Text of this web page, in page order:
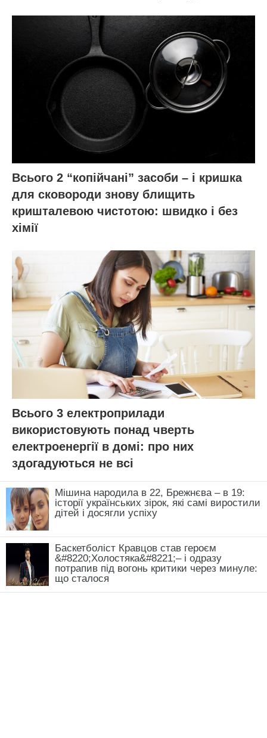
Всього 2 “копійчані” засоби – і кришка
для сковороди знову блищить
кришталевою чистотою: швидко і без
хімії
Всього 3 електроприлади
використовують понад чверть
електроенергії в домі: про них
здогадуються не всі
Мішина народила в 22, Брежнєва – в 19:
історії українських зірок, які самі виростили
дітей і досягли успіху
Баскетболіст Кравцов став героєм
&#8220;Холостяка&#8221;– і одразу
потрапив під вогонь критики через минуле:
що сталося